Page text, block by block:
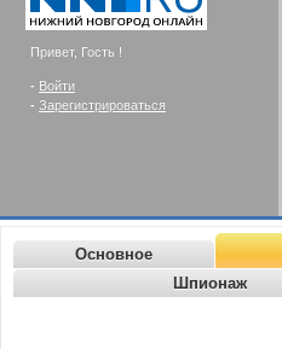
Привет, Гость !
- Войти
- Зарегистрироваться
Основное
Шпионаж